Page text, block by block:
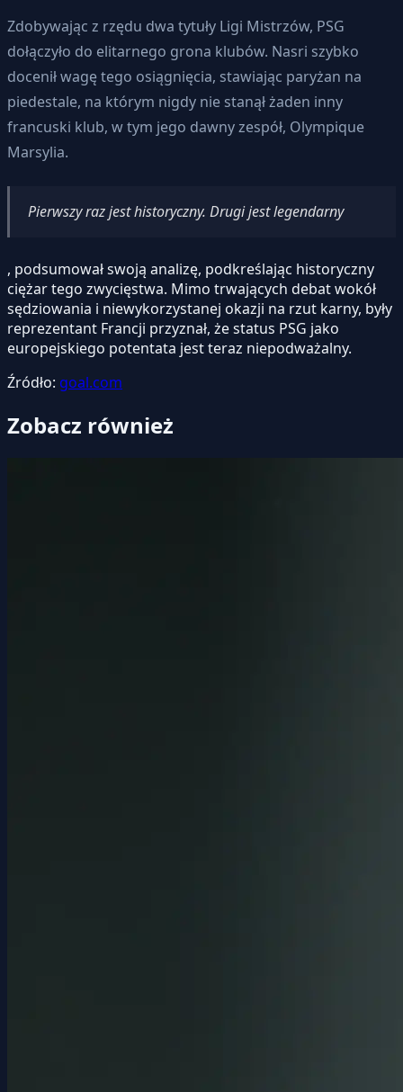
Zdobywając z rzędu dwa tytuły Ligi Mistrzów, PSG
dołączyło do elitarnego grona klubów. Nasri szybko
docenił wagę tego osiągnięcia, stawiając paryżan na
piedestale, na którym nigdy nie stanął żaden inny
francuski klub, w tym jego dawny zespół, Olympique
Marsylia.
Pierwszy raz jest historyczny. Drugi jest legendarny
, podsumował swoją analizę, podkreślając historyczny
ciężar tego zwycięstwa. Mimo trwających debat wokół
sędziowania i niewykorzystanej okazji na rzut karny, były
reprezentant Francji przyznał, że status PSG jako
europejskiego potentata jest teraz niepodważalny.
Źródło: goal.com
Zobacz również